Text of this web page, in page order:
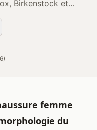
Birkenstock et
leur amorti, leur ma...
femme
du